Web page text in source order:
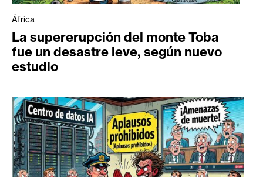
África
La supererupción del monte Toba
fue un desastre leve, según nuevo
estudio